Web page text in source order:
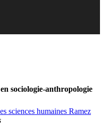
sociologie-anthropologie
sciences humaines Ramez